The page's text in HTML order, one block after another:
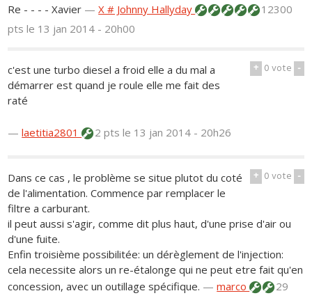
Re - - - - Xavier —X # Johnny Hallyday
12300
ptsle 13 jan 2014 - 20h00
+ 0vote -
c'est une turbo diesel a froid elle a du mal a
démarrer est quand je roule elle me fait des
raté
—laetitia2801 2 ptsle 13 jan 2014 - 20h26
+ 0vote -
Dans ce cas , le problème se situe plutot du coté
de l'alimentation. Commence par remplacer le
filtre a carburant.
il peut aussi s'agir, comme dit plus haut, d'une prise d'air ou
d'une fuite.
Enfin troisième possibilitée: un dérèglement de l'injection:
cela necessite alors un re-étalonge qui ne peut etre fait qu'en
concession, avec un outillage spécifique. —marco 29